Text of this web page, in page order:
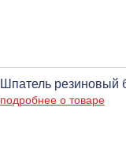
Шпатель резиновый
подробнее о товаре